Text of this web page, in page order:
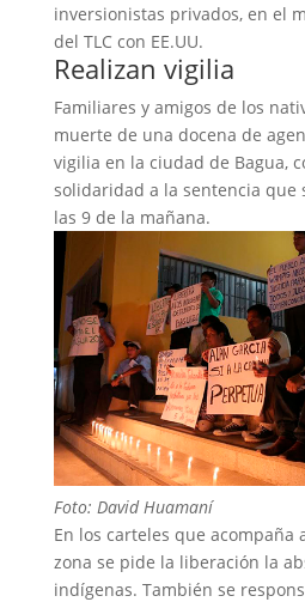
inversionistas privados, en el
del TLC con EE.UU.
Realizan vigilia
Familiares y amigos de los
muerte de una docena de
vigilia en la ciudad de Bagua,
solidaridad a la sentencia que
las 9 de la mañana.
Foto: David Huamaní
En los carteles que acompaña
zona se pide la liberación la
indígenas. También se